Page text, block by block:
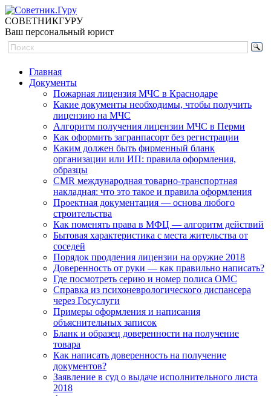
СОВЕТНИКГУРУ
Ваш персональный юрист
Главная
Документы
Пожарная лицензия МЧС в Краснодаре
Какие документы необходимы, чтобы получить
лицензию на МЧС
Алгоритм получения лицензии МЧС в Перми
Как оформить загранпасорт без регистрации
Каким должен быть фирменный бланк
организации или ИП: правила оформления,
образцы
CMR международная товарно-транспортная
накладная: что это такое и правила оформления
Проектная документация — основа любого
строительства
Как поменять права в МФЦ — алгоритм действий
Бытовая характеристика с места жительства от
соседей
Порядок продления лицензии на оружие 2018
Доверенность от руки — как правильно написать?
Где посмотреть серию и номер полиса ОМС
Справка из психоневрологического диспансера
через Госуслуги
Примеры оформления и написания
объяснительных записок
Бланк и образец доверенности на получение
товара
Как написать доверенность на получение
документов?
Заявление в суд о выдаче исполнительного листа
2018